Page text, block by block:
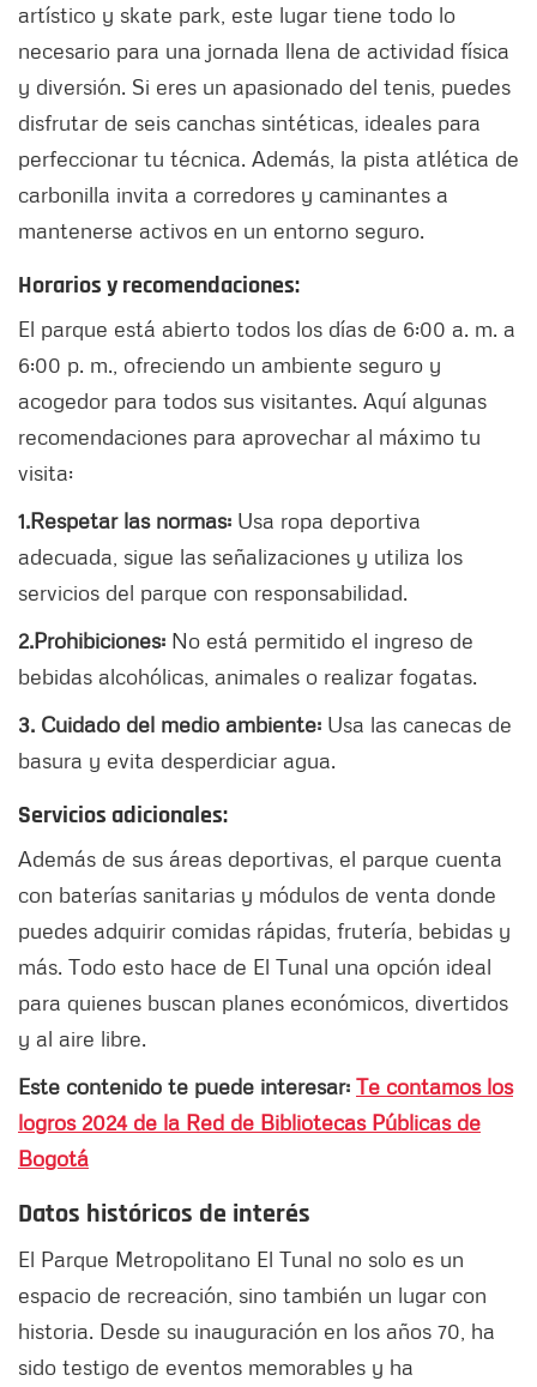
artístico y skate park, este lugar tiene todo lo
necesario para una jornada llena de actividad física
y diversión. Si eres un apasionado del tenis, puedes
disfrutar de seis canchas sintéticas, ideales para
perfeccionar tu técnica. Además, la pista atlética de
carbonilla invita a corredores y caminantes a
mantenerse activos en un entorno seguro.
Horarios y recomendaciones:
El parque está abierto todos los días de 6:00 a. m. a
6:00 p. m., ofreciendo un ambiente seguro y
acogedor para todos sus visitantes. Aquí algunas
recomendaciones para aprovechar al máximo tu
visita:
1.Respetar las normas: Usa ropa deportiva
adecuada, sigue las señalizaciones y utiliza los
servicios del parque con responsabilidad.
2.Prohibiciones: No está permitido el ingreso de
bebidas alcohólicas, animales o realizar fogatas.
3. Cuidado del medio ambiente: Usa las canecas de
basura y evita desperdiciar agua.
Servicios adicionales:
Además de sus áreas deportivas, el parque cuenta
con baterías sanitarias y módulos de venta donde
puedes adquirir comidas rápidas, frutería, bebidas y
más. Todo esto hace de El Tunal una opción ideal
para quienes buscan planes económicos, divertidos
y al aire libre.
Este contenido te puede interesar: Te contamos los
logros 2024 de la Red de Bibliotecas Públicas de
Bogotá
Datos históricos de interés
El Parque Metropolitano El Tunal no solo es un
espacio de recreación, sino también un lugar con
historia. Desde su inauguración en los años 70, ha
sido testigo de eventos memorables y ha